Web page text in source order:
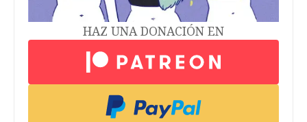
HAZ UNA DONACIÓN EN